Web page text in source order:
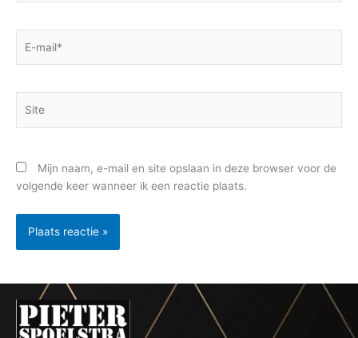
mail*
Mijn naam, e-mail en site opslaan in deze browser voor de
volgende keer wanneer ik een reactie plaats.